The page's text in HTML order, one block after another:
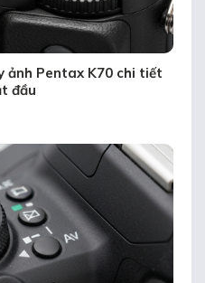
ảnh Pentax K70 chi tiết
đầu